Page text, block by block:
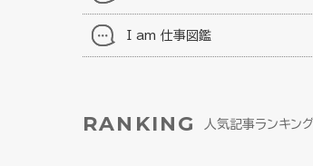
I am 仕事図鑑
RANKING 人気記事ランキング